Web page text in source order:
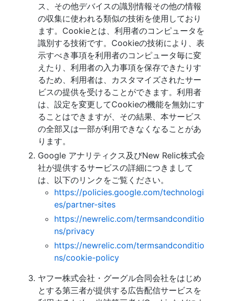
ス、その他デバイスの識別情報その他の情報
の収集に使われる類似の技術を使用しており
ます。Cookieとは、利用者のコンピュータを
識別する技術です。Cookieの技術により、表
示すべき事項を利用者のコンピュータ毎に変
えたり、利用者の入力事項を保存できたりす
るため、利用者は、カスタマイズされたサー
ビスの提供を受けることができます。利用者
は、設定を変更してCookieの機能を無効にす
ることはできますが、その結果、本サービス
の全部又は一部が利用できなくなることがあ
ります。
Google アナリティクス及びNew Relic株式会
社が提供するサービスの詳細につきまして
は、以下のリンクをご覧ください。
https://policies.google.com/technologi
es/partner-sites
https://newrelic.com/termsandconditio
ns/privacy
https://newrelic.com/termsandconditio
ns/cookie-policy
ヤフー株式会社・グーグル合同会社をはじめ
とする第三者が提供する広告配信サービスを